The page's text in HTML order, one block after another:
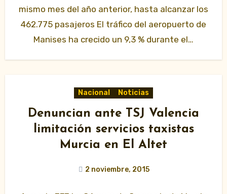
mismo mes del año anterior, hasta alcanzar los
462.775 pasajeros El tráfico del aeropuerto de
Manises ha crecido un 9,3 % durante el…
Nacional Noticias
Denuncian ante TSJ Valencia
limitación servicios taxistas
Murcia en El Altet
2 noviembre, 2015